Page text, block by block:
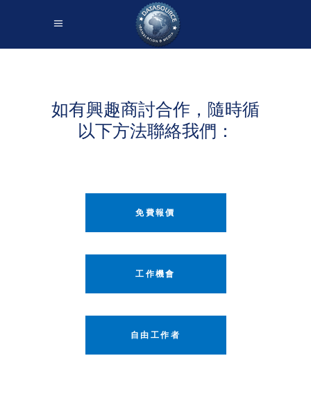
如有興趣商討合作，隨時循
以下方法聯絡我們：
免費報價
工作機會
自由工作者